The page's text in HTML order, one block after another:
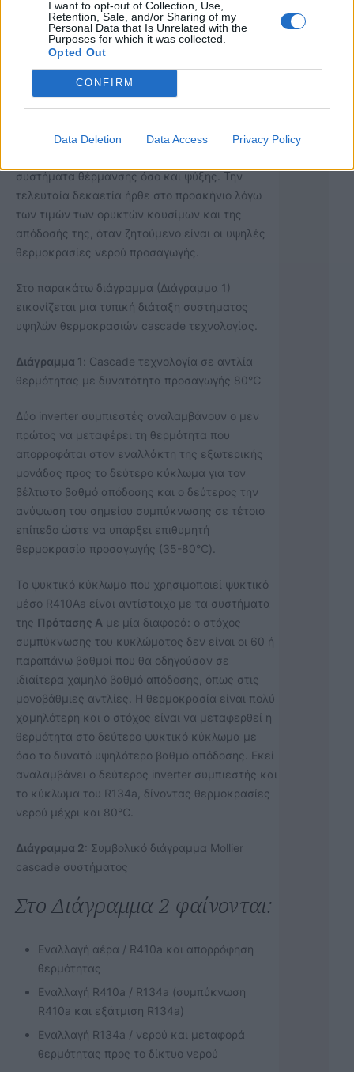
I want to opt-out of Collection, Use,
Retention, Sale, and/or Sharing of my
Personal Data that Is Unrelated with the
Purposes for which it was collected.
Opted Out
CONFIRM
Data Deletion Data Access Privacy Policy
Πρόταση Γ: Αντλία θερμότητας αέρος νερού
προσαγωγής 80℃cascade τεχνολογίας (με
δύο ανεξάρτητα ψυκτικά κυκλώματα) Daikin
Η συγκεκριμένη τεχνολογία χρησιμοποιεί δύο
ψυκτικό μέσο. Υπάρχει στην αγορά εδώ και
συστήματα θέρμανσης όσο και ψύξης. Την
τελευταία δεκαετία ήρθε στο προσκήνιο λόγω
των τιμών των ορυκτών καυσίμων και της
απόδοσής της, όταν ζητούμενο είναι οι υψηλές
θερμοκρασίες νερού προσαγωγής.
Στο παρακάτω διάγραμμα (Διάγραμμα 1)
εικονίζεται μια τυπική διάταξη συστήματος
υψηλών θερμοκρασιών cascade τεχνολογίας.
Διάγραμμα 1: Cascade τεχνολογία σε αντλία
θερμότητας με δυνατότητα προσαγωγής 80℃
Δύο inverter συμπιεστές αναλαμβάνουν ο μεν
πρώτος να μεταφέρει τη θερμότητα που
απορροφάται στον εναλλάκτη της εξωτερικής
μονάδας προς το δεύτερο κύκλωμα για τον
βέλτιστο βαθμό απόδοσης και ο δεύτερος την
ανύψωση του σημείου συμπύκνωσης σε τέτοιο
επίπεδο ώστε να υπάρξει επιθυμητή
θερμοκρασία προσαγωγής (35-80℃).
Το ψυκτικό κύκλωμα που χρησιμοποιεί ψυκτικό
μέσο R410Aa είναι αντίστοιχο με τα συστήματα
της Πρότασης Α με μία διαφορά: o στόχος
συμπύκνωσης του κυκλώματος δεν είναι οι 60 ή
παραπάνω βαθμοί που θα οδηγούσαν σε
ιδιαίτερα χαμηλό βαθμό απόδοσης, όπως στις
μονοβάθμιες αντλίες. Η θερμοκρασία είναι πολύ
χαμηλότερη και ο στόχος είναι να μεταφερθεί η
θερμότητα στο δεύτερο ψυκτικό κύκλωμα με
όσο το δυνατό υψηλότερο βαθμό απόδοσης. Εκεί
αναλαμβάνει ο δεύτερος inverter συμπιεστής και
το κύκλωμα του R134a, δίνοντας θερμοκρασίες
νερού μέχρι και 80℃.
Διάγραμμα 2: Συμβολικό διάγραμμα Mollier
cascade συστήματος
Στο Διάγραμμα 2 φαίνονται:
Εναλλαγή αέρα / R410a και απορρόφηση
θερμότητας
Εναλλαγή R410a / R134a (συμπύκνωση
R410a και εξάτμιση R134a)
Εναλλαγή R134a / νερού και μεταφορά
θερμότητας προς το δίκτυο νερού